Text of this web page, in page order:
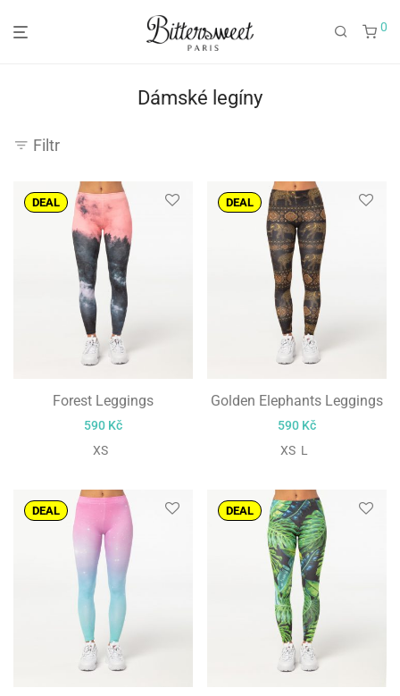
0
Dámské legíny
Filtr
DEAL
Forest Leggings
590 Kč
XS
DEAL
Golden Elephants Leggings
590 Kč
XS L
DEAL DEAL